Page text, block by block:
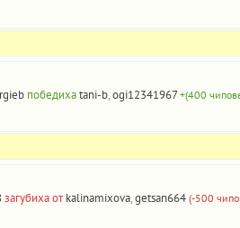
победихаtani-b,ogi12341967 +(400
загубиха от kalinamixova,getsan664 (-500